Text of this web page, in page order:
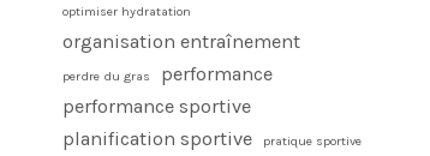
optimiser hydratation
organisation entraînement
perdre du gras
performance
performance sportive
planification sportive
pratique sportive